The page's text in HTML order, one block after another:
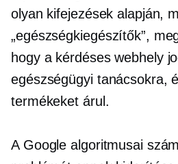
olyan kifejezések alapján,
„egészségkiegészítők”,
hogy a kérdéses webhely
egészségügyi tanácsokra,
termékeket árul.
A Google algoritmusai